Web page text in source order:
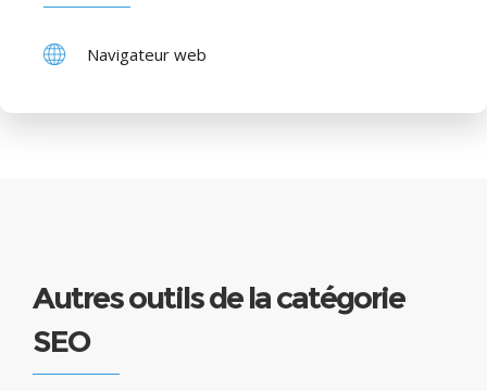
Navigateur web
Autres outils de la catégorie
SEO